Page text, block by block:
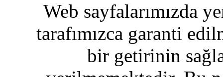
Web sayfalarımızda
tarafımızca garanti
bir getirinin